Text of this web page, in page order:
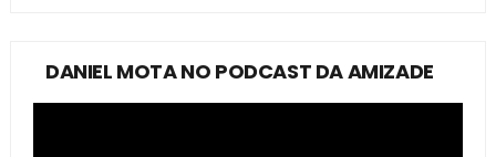
DANIEL MOTA NO PODCAST DA AMIZADE